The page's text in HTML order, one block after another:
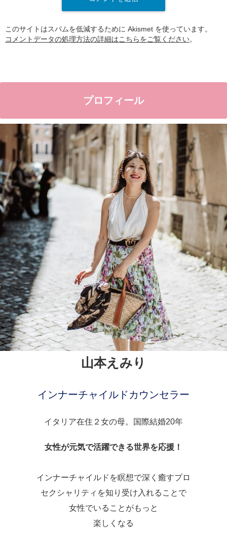
このサイトはスパムを低減するために Akismet を使っています。
コメントデータの処理方法の詳細はこちらをご覧ください。
プロフィール
山本えみり
インナーチャイルドカウンセラー
イタリア在住２女の母。国際結婚20年
女性が元気で活躍できる世界を応援！
インナーチャイルドを瞑想で深く癒すプロ
セクシャリティを知り受け入れることで
女性でいることがもっと
楽しくなる